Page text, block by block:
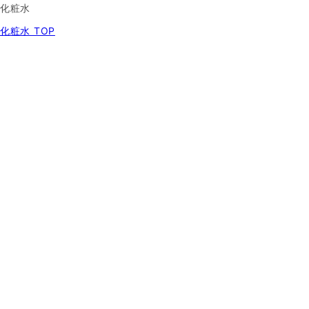
化粧水
化粧水 TOP